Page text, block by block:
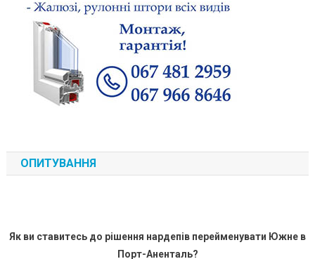
ОПИТУВАННЯ
Як ви ставитесь до рішення нардепів перейменувати Южне в
Порт-Аненталь?